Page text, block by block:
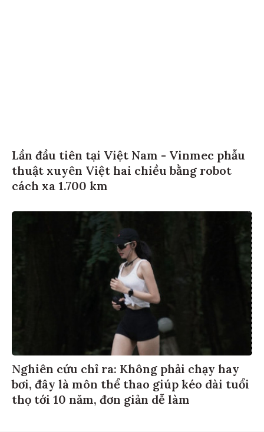
Lần đầu tiên tại Việt Nam - Vinmec phẫu
thuật xuyên Việt hai chiều bằng robot
cách xa 1.700 km
Nghiên cứu chỉ ra: Không phải chạy hay
bơi, đây là môn thể thao giúp kéo dài tuổi
thọ tới 10 năm, đơn giản dễ làm